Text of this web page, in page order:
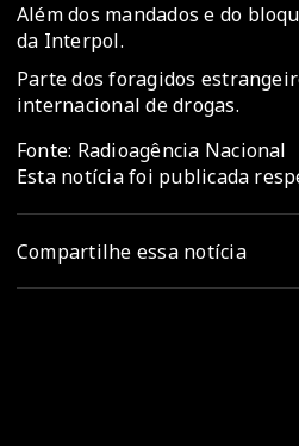
Além dos mandados e do
da Interpol.
Parte dos foragidos
internacional de drogas.
Fonte: Radioagência Nacional
Esta notícia foi publicada
Compartilhe essa notícia